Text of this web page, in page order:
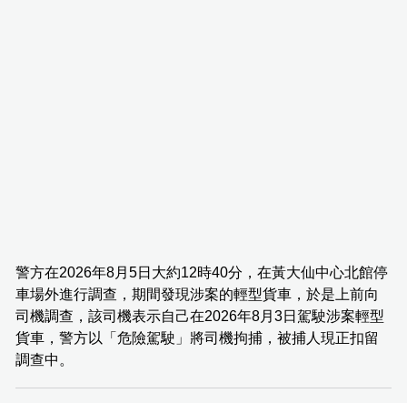
警方在2026年8月5日大約12時40分，在黃大仙中心北館停
車場外進行調查，期間發現涉案的輕型貨車，於是上前向
司機調查，該司機表示自己在2026年8月3日駕駛涉案輕型
貨車，警方以「危險駕駛」將司機拘捕，被捕人現正扣留
調查中。